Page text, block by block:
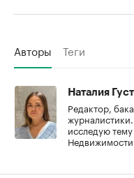
Авторы Теги
Наталия
Редактор,
исследую